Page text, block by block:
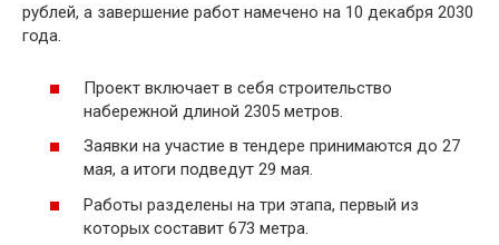
рублей, а завершение работ намечено на 10 декабря 2030
года.
Проект включает в себя строительство
набережной длиной 2305 метров.
Заявки на участие в тендере принимаются до 27
мая, а итоги подведут 29 мая.
Работы разделены на три этапа, первый из
которых составит 673 метра.